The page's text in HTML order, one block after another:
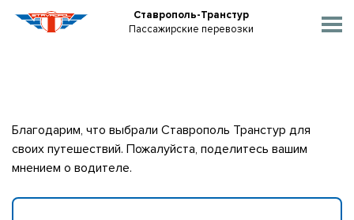
Ставрополь-Транстур
Пассажирские перевозки
Благодарим, что выбрали Ставрополь Транстур для
своих путешествий. Пожалуйста, поделитесь вашим
мнением о водителе.